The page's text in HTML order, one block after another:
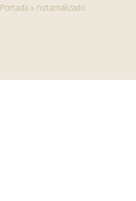
Portada» niztamalizado